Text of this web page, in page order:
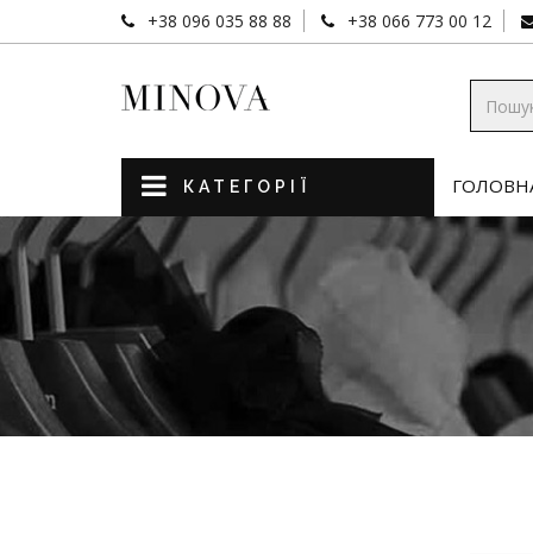
+38 096 035 88 88 +38 066 773 00 12
КАТЕГОРІЇ